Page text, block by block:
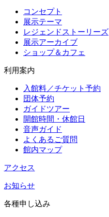
コンセプト
展示テーマ
レジェンドストーリーズ
展示アーカイブ
ショップ＆カフェ
利用案内
入館料／チケット予約
団体予約
ガイドツアー
開館時間・休館日
音声ガイド
よくあるご質問
館内マップ
アクセス
お知らせ
各種申し込み